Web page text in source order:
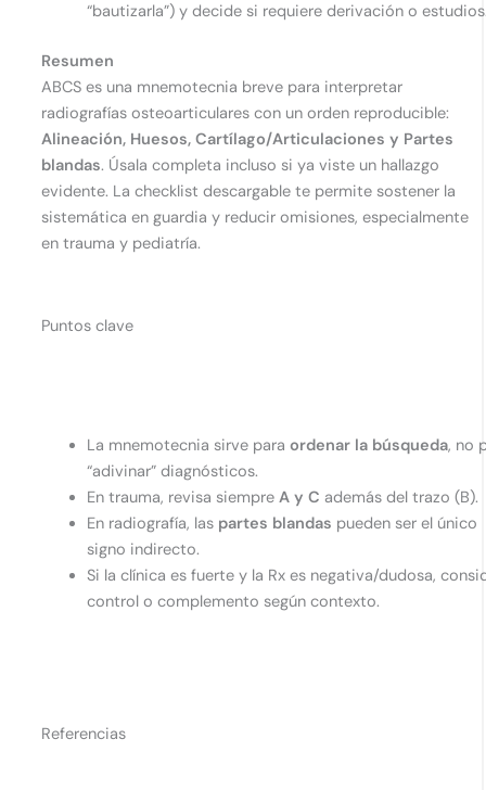
“bautizarla”) y decide si requiere derivación o
Resumen
ABCS es una mnemotecnia breve para interpretar
radiografías osteoarticulares con un orden reproducible:
Alineación, Huesos, Cartílago/Articulaciones y Partes
blandas. Úsala completa incluso si ya viste un hallazgo
evidente. La checklist descargable te permite sostener la
sistemática en guardia y reducir omisiones, especialmente
en trauma y pediatría.
Puntos clave
La mnemotecnia sirve paraordenar la búsqueda, no
“adivinar” diagnósticos.
En trauma, revisa siempreA y C además del trazo (B).
En radiografía, las partes blandas pueden ser el único
signo indirecto.
Si la clínica es fuerte y la Rx es negativa/dudosa,
control o complemento según contexto.
Referencias